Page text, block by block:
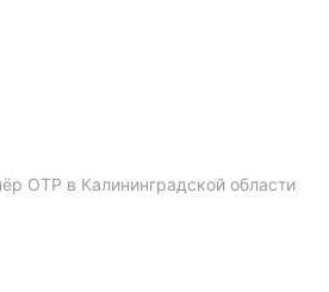
ОТР в Калининградской области